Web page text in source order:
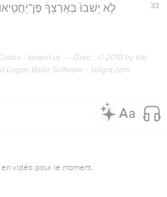
33
לֹ֤א יֵשְׁבוּ֙ בְּאַרְצְךָ֔
- tanach.us --- Grec : © 2010 by the
Logos Bible Software - sblgnt.com
vidéo pour le moment.